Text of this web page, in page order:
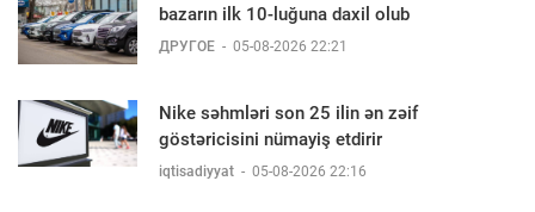
bazarın ilk 10-luğuna daxil olub
ДРУГОЕ - 05-08-2026 22:21
Nike səhmləri son 25 ilin ən zəif
göstəricisini nümayiş etdirir
iqtisadiyyat - 05-08-2026 22:16